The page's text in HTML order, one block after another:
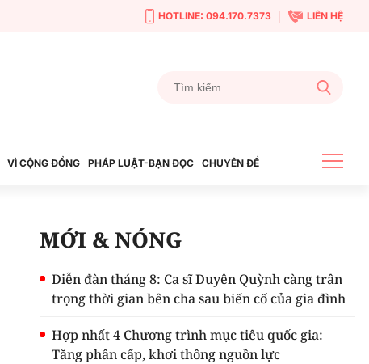
HOTLINE: 094.170.7373 LIÊN HỆ
VÌ CỘNG ĐỒNG PHÁP LUẬT-BẠN ĐỌC CHUYÊN ĐỀ
MỚI & NÓNG
Diễn đàn tháng 8: Ca sĩ Duyên Quỳnh càng trân
trọng thời gian bên cha sau biến cố của gia đình
Hợp nhất 4 Chương trình mục tiêu quốc gia:
Tăng phân cấp, khơi thông nguồn lực